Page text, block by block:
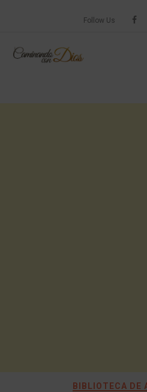
Follow Us
BIBLIOTECA DE